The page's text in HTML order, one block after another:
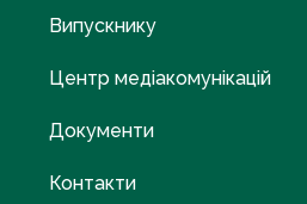
Випускнику
Центр медіакомунікацій
Документи
Контакти